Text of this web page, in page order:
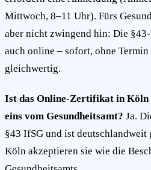
Mittwoch, 8–11 Uhr). Fürs
aber nicht zwingend hin: Die
auch online – sofort, ohne
gleichwertig.
Ist das Online-Zertifikat in Köln
eins vom Gesundheitsamt? Ja.
§43 IfSG und ist
Köln akzeptieren sie wie die